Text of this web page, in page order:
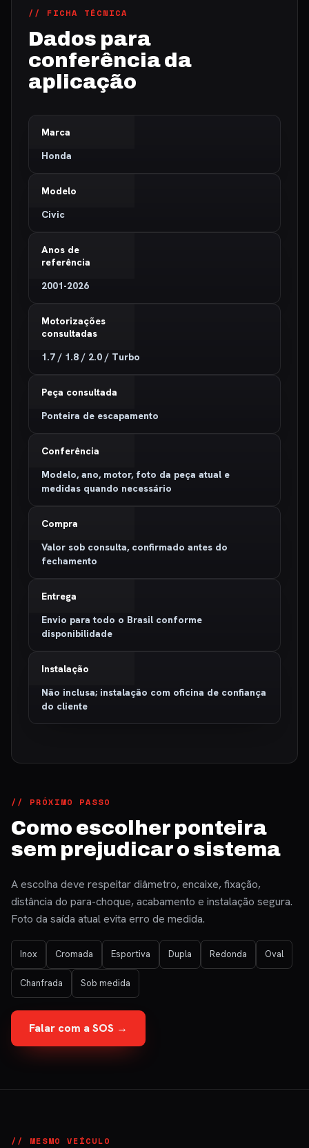
// FICHA TÉCNICA
Dados para
conferência da
aplicação
Marca
Honda
Modelo
Civic
Anos de
referência
2001-2026
Motorizações
consultadas
1.7 / 1.8 / 2.0 / Turbo
Peça consultada
Ponteira de escapamento
Conferência
Modelo, ano, motor, foto da peça atual e
medidas quando necessário
Compra
Valor sob consulta, confirmado antes do
fechamento
Entrega
Envio para todo o Brasil conforme
disponibilidade
Instalação
Não inclusa; instalação com oficina de confiança
do cliente
// PRÓXIMO PASSO
Como escolher ponteira
sem prejudicar o sistema
A escolha deve respeitar diâmetro, encaixe, fixação,
distância do para-choque, acabamento e instalação segura.
Foto da saída atual evita erro de medida.
Inox Cromada Esportiva Dupla Redonda Oval
Chanfrada Sob medida
Falar com a SOS →
// MESMO VEÍCULO